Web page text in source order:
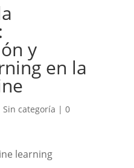
y
en la
Sin categoría | 0